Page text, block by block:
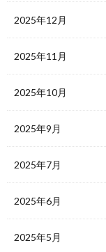
2025年12月
2025年11月
2025年10月
2025年9月
2025年7月
2025年6月
2025年5月